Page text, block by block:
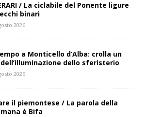
/ La ciclabile del Ponente ligure
binari
2026
a Monticello d’Alba: crolla un
dello sferisterio
2026
il piemontese / La parola della
è Bifa